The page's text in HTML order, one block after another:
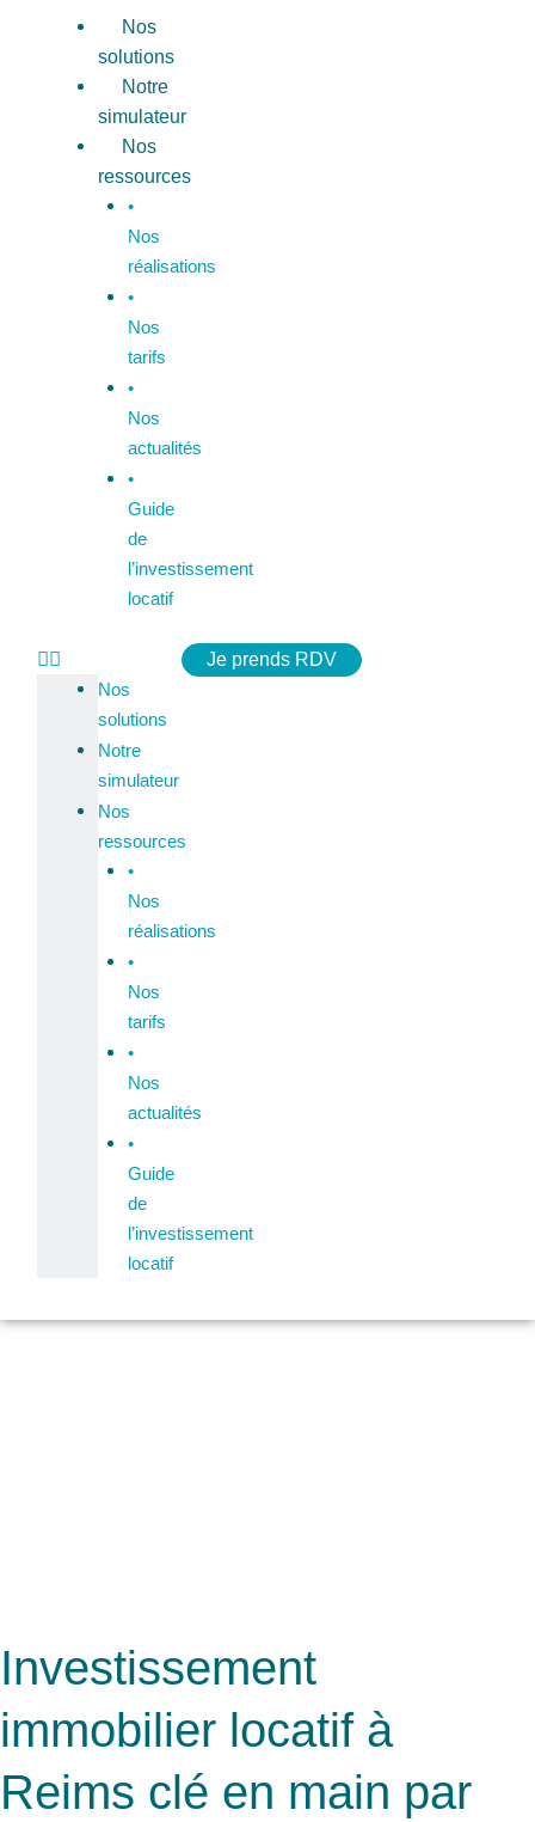
Nos
solutions
Notre
simulateur
Nos
ressources
•
Nos
réalisations
•
Nos
tarifs
•
Nos
actualités
•
Guide
de
l’investissement
locatif
Menu
Nos
solutions
Notre
simulateur
Nos
ressources
•
Nos
réalisations
•
Nos
tarifs
•
Nos
actualités
•
Guide
de
l’investissement
locatif
Je prends RDV
Investissement
immobilier locatif à
Reims clé en main par